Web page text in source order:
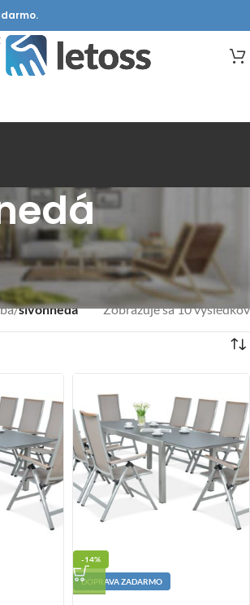
/sivohnedá Zobrazuje sa 10 výsledkov
-14%
DOPRAVA ZADARMO